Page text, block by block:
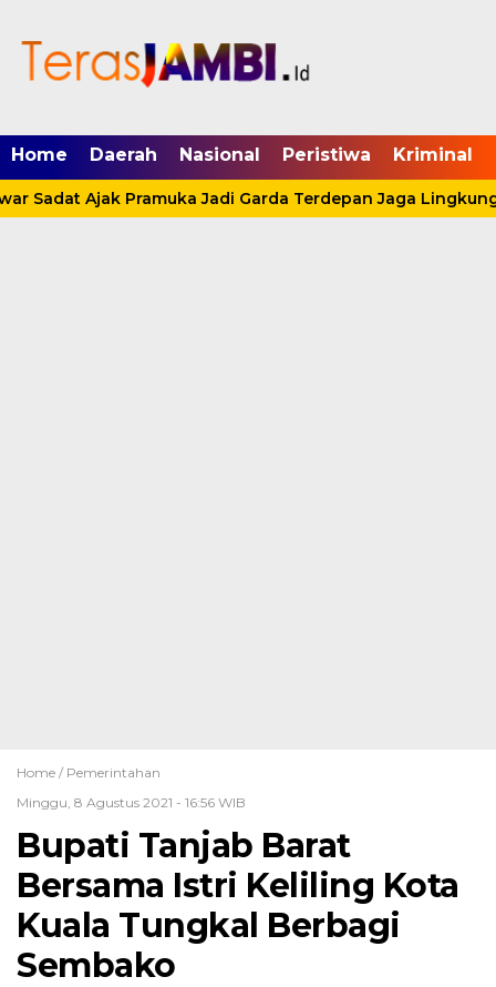
Home Daerah Nasional Peristiwa Kriminal
Sadat Ajak Pramuka Jadi Garda Terdepan Jaga
Home / Pemerintahan
Minggu, 8 Agustus 2021 - 16:56 WIB
Bupati Tanjab Barat
Bersama Istri Keliling Kota
Kuala Tungkal Berbagi
Sembako